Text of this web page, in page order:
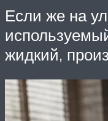
Если же на
жидкий,